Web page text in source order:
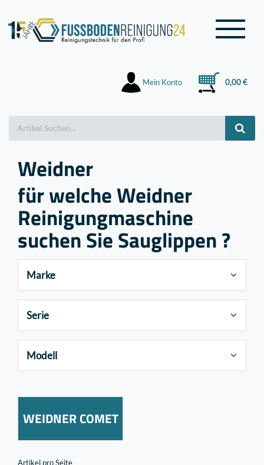
Mein Konto 0,00 €
Weidner
für welche Weidner
Reinigungmaschine
suchen Sie Sauglippen ?
Marke
Serie
Modell
WEIDNER COMET
Artikel pro Seite